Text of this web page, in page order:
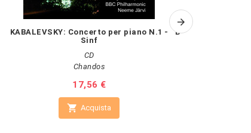
KABALEVSKY: Concerto per piano N.1 -
Sinf
CD
Chandos
Prezzo
17,56 €
 Acquista
BEETHOVEN: